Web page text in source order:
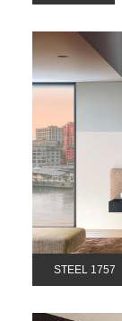
STEEL 1757